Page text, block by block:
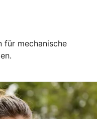
für mechanische